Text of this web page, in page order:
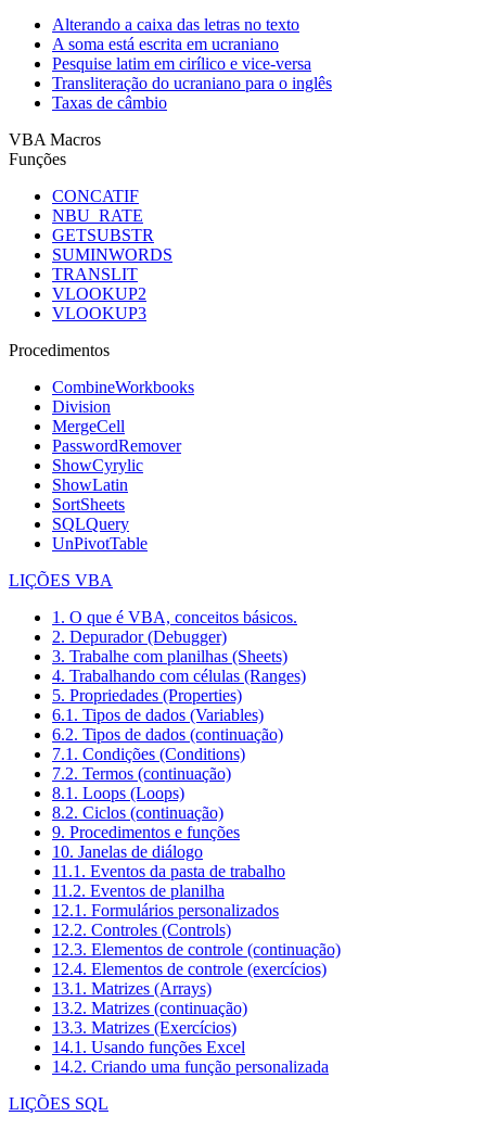
Alterando a caixa das letras no texto
A soma está escrita em ucraniano
Pesquise latim em cirílico e vice-versa
Transliteração do ucraniano para o inglês
Taxas de câmbio
VBA Macros
Funções
CONCATIF
NBU_RATE
GETSUBSTR
SUMINWORDS
TRANSLIT
VLOOKUP2
VLOOKUP3
Procedimentos
CombineWorkbooks
Division
MergeCell
PasswordRemover
ShowCyrylic
ShowLatin
SortSheets
SQLQuery
UnPivotTable
LIÇÕES VBA
1. O que é VBA, conceitos básicos.
2. Depurador (Debugger)
3. Trabalhe com planilhas (Sheets)
4. Trabalhando com células (Ranges)
5. Propriedades (Properties)
6.1. Tipos de dados (Variables)
6.2. Tipos de dados (continuação)
7.1. Condições (Conditions)
7.2. Termos (continuação)
8.1. Loops (Loops)
8.2. Ciclos (continuação)
9. Procedimentos e funções
10. Janelas de diálogo
11.1. Eventos da pasta de trabalho
11.2. Eventos de planilha
12.1. Formulários personalizados
12.2. Controles (Controls)
12.3. Elementos de controle (continuação)
12.4. Elementos de controle (exercícios)
13.1. Matrizes (Arrays)
13.2. Matrizes (continuação)
13.3. Matrizes (Exercícios)
14.1. Usando funções Excel
14.2. Criando uma função personalizada
LIÇÕES SQL